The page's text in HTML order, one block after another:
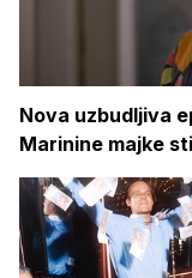
Nova uzbudljiva
Marinine majke